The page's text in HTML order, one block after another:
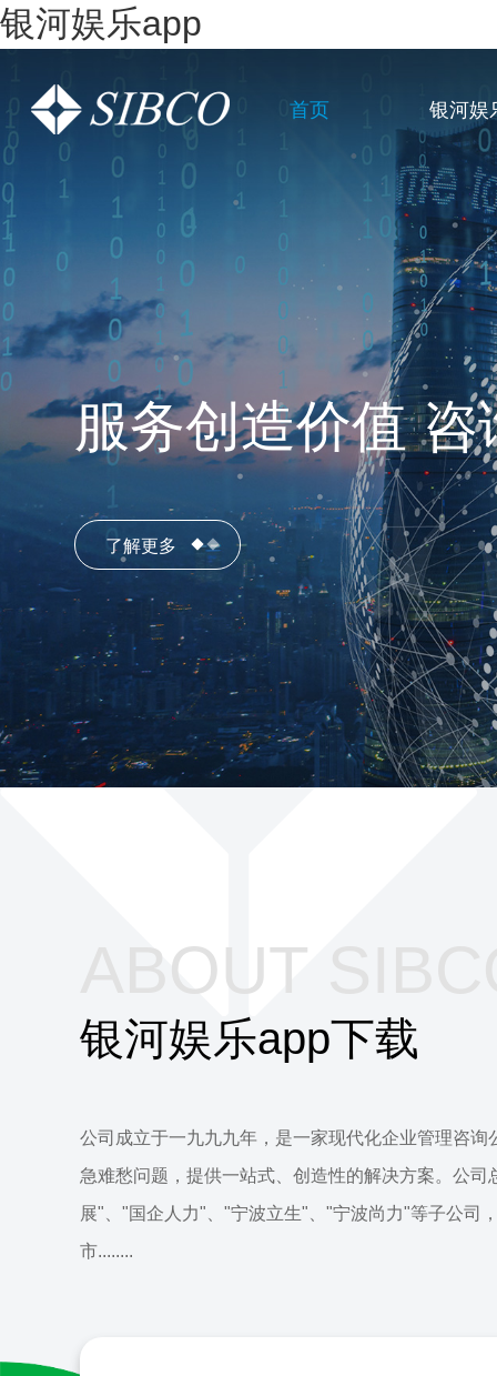
银河娱乐app
首页 银河娱
服务创造价值
了解更多
一站式全链条企
了解更多
ABOUT
银河娱乐app下载
公司成立于一九九九年，是一家现代化企业管理咨询
急难愁问题，提供一站式、创造性的解决方案。公
展"、"国企人力"、"宁波立生"、"宁波尚力"等子公司
市........